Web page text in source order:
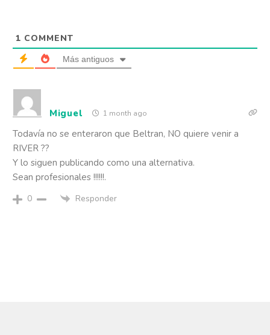
1 COMMENT
Más antiguos
Miguel 1 month ago
Todavía no se enteraron que Beltran, NO quiere venir a
RIVER ??
Y lo siguen publicando como una alternativa.
Sean profesionales !!!!!!.
0 Responder
Reddit
Whatsapp